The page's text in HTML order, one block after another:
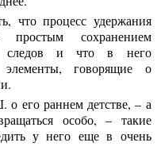
что процесс удержания
простым сохранением
следов и что в него
элементы, говорящие о
его раннем детстве, – а
особо, – такие
у него еще в очень